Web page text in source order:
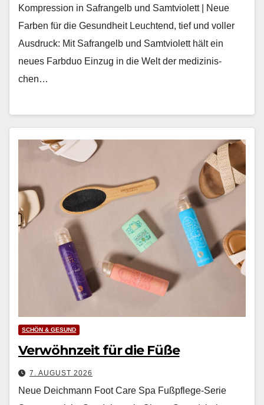
Kompression in Safrangelb und Samtviolett | Neue
Farben für die Gesundheit Leuch­t­end, tief und voller
Aus­druck: Mit Safrangelb und Samtvi­o­lett hält ein
neues Farb­duo Einzug in die Welt der medi­zinis­
chen…
SCHÖN & GESUND
Verwöhnzeit für die Füße
7. AUGUST 2026
Neue Deichmann Foot Care Spa Fußpflege-Serie